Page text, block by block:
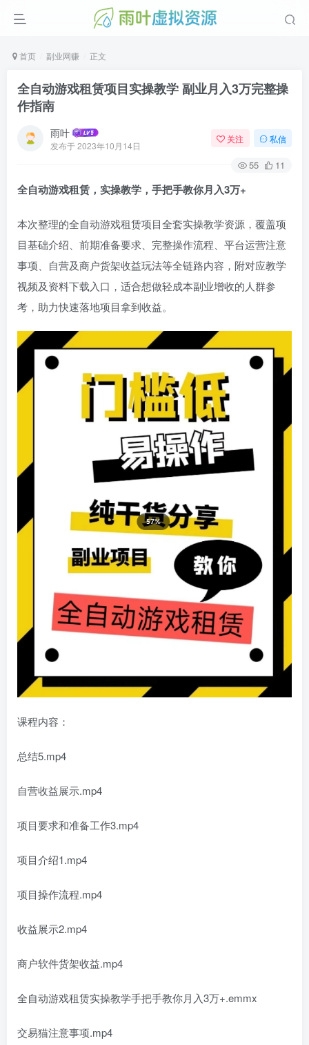
首页 副业网赚 正文
全自动游戏租赁项目实操教学 副业月入3万完整操
作指南
雨叶
发布于2023年10月14日
关注 私信
55 11
全自动游戏租赁，实操教学，手把手教你月入3万+
本次整理的全自动游戏租赁项目全套实操教学资源，覆盖项
目基础介绍、前期准备要求、完整操作流程、平台运营注意
事项、自营及商户货架收益玩法等全链路内容，附对应教学
视频及资料下载入口，适合想做轻成本副业增收的人群参
考，助力快速落地项目拿到收益。
课程内容：
总结5.mp4
自营收益展示.mp4
项目要求和准备工作3.mp4
项目介绍1.mp4
项目操作流程.mp4
收益展示2.mp4
商户软件货架收益.mp4
全自动游戏租赁实操教学手把手教你月入3万+.emmx
交易猫注意事项.mp4